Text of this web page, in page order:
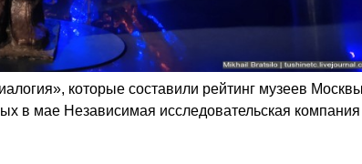
которые составили рейтинг музеев
в мае Независимая исследовательская компания